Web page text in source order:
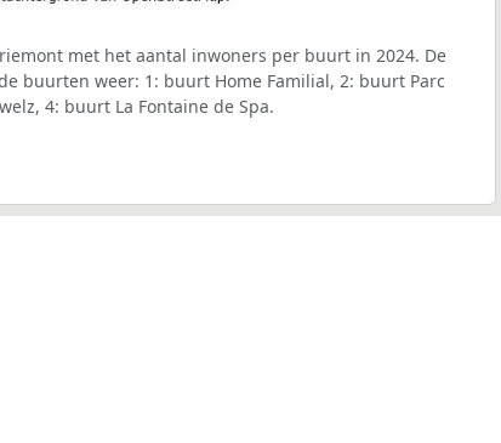
met het aantal inwoners per buurt in 2024. De
buurten weer: 1: buurt Home Familial, 2: buurt Parc
4: buurt La Fontaine de Spa.